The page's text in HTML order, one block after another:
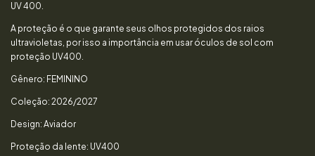
UV 400.
A proteção é o que garante seus olhos protegidos dos raios
ultravioletas, por isso a importância em usar óculos de sol com
proteção UV400.
Gênero: FEMININO
Coleção: 2026/2027
Design: Aviador
Proteção da lente: UV400